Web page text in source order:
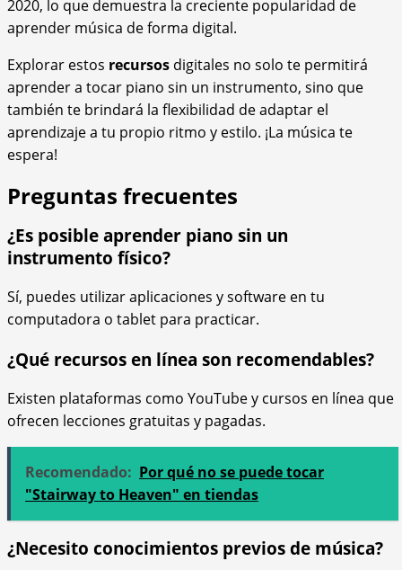
2020, lo que demuestra la creciente popularidad de
aprender música de forma digital.
Explorar estos recursos digitales no solo te permitirá
aprender a tocar piano sin un instrumento, sino que
también te brindará la flexibilidad de adaptar el
aprendizaje a tu propio ritmo y estilo. ¡La música te
espera!
Preguntas frecuentes
¿Es posible aprender piano sin un
instrumento físico?
Sí, puedes utilizar aplicaciones y software en tu
computadora o tablet para practicar.
¿Qué recursos en línea son recomendables?
Existen plataformas como YouTube y cursos en línea que
ofrecen lecciones gratuitas y pagadas.
Recomendado: Por qué no se puede tocar
"Stairway to Heaven" en tiendas
¿Necesito conocimientos previos de música?